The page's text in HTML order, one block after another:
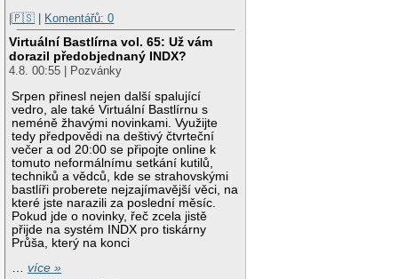
|🇵🇸
Komentářů: 0
Virtuální Bastlírna vol. 65: Už vám
dorazil předobjednaný INDX?
4.8. 00:55 | Pozvánky
Srpen přinesl nejen další spalující
vedro, ale také Virtuální Bastlírnu s
neméně žhavými novinkami. Využijte
tedy předpovědi na deštivý čtvrteční
večer a od 20:00 se připojte online k
tomuto neformálnímu setkání kutilů,
techniků a vědců, kde se strahovskými
bastlíři proberete nejzajímavější věci, na
které jste narazili za poslední měsíc.
Pokud jde o novinky, řeč zcela jistě
přijde na systém INDX pro tiskárny
Průša, který na konci
…více »